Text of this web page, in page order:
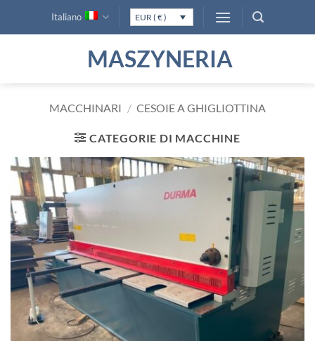
Italiano EUR ( € )
MASZYNERIA
MACCHINARI / CESOIE A GHIGLIOTTINA
CATEGORIE DI MACCHINE